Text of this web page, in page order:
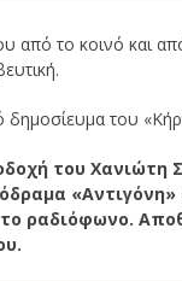
από το κοινό και
δημοσίευμα του
του Χανιώτη
ραδιόφωνο.